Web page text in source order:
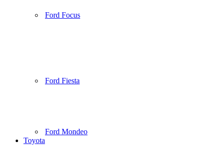
Ford Focus
Ford Fiesta
Ford Mondeo
Toyota